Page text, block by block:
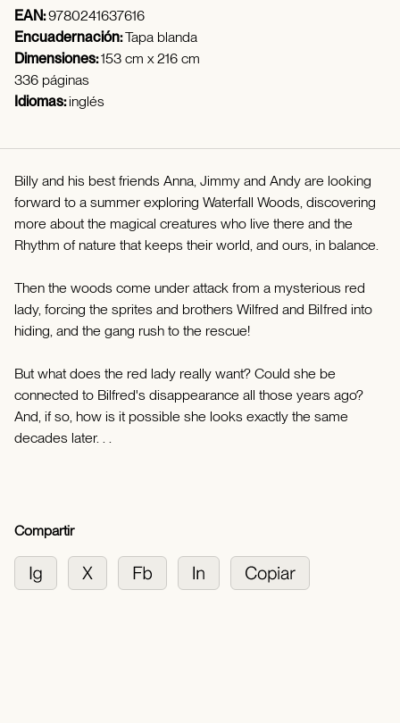
EAN:9780241637616
Encuadernación:Tapa blanda
Dimensiones:153 cm x 216 cm
336 páginas
Idiomas:inglés
Billy and his best friends Anna, Jimmy and Andy are looking
forward to a summer exploring Waterfall Woods, discovering
more about the magical creatures who live there and the
Rhythm of nature that keeps their world, and ours, in balance.
Then the woods come under attack from a mysterious red
lady, forcing the sprites and brothers Wilfred and BiIfred into
hiding, and the gang rush to the rescue!
But what does the red lady really want? Could she be
connected to Bilfred's disappearance all those years ago?
And, if so, how is it possible she looks exactly the same
decades later. . .
Compartir